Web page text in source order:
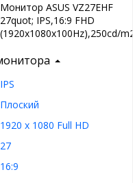
Монитор ASUS VZ27EHF
27quot; IPS,16:9 FHD
(1920x1080x100Hz),250cd/
IPS
Плоский
1920 x 1080 Full HD
27
16:9